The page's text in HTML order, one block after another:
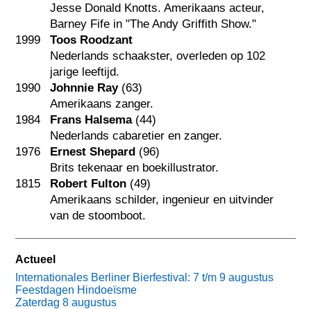
Jesse Donald Knotts. Amerikaans acteur,
Barney Fife in "The Andy Griffith Show."
1999
Toos Roodzant
Nederlands schaakster, overleden op 102
jarige leeftijd.
1990
Johnnie Ray(63)
Amerikaans zanger.
1984
Frans Halsema(44)
Nederlands cabaretier en zanger.
1976
Ernest Shepard (96)
Brits tekenaar en boekillustrator.
1815
Robert Fulton (49)
Amerikaans schilder, ingenieur en uitvinder
van de stoomboot.
Actueel
Internationales Berliner Bierfestival: 7 t/m 9 augustus
Feestdagen Hindoeïsme
Zaterdag 8 augustus